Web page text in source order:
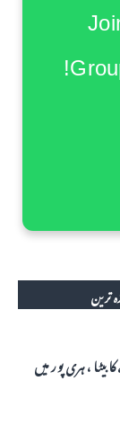
ترین
، ہری پور میں